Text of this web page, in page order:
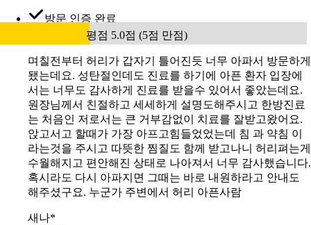
방문 인증 완료
평점 5.0점 (5점 만점)
며칠전부터 허리가 갑자기 틀어진듯 너무 아파서 방문하게
됐는데요. 성탄절인데도 진료를 하기에 아픈 환자 입장에
서는 너무도 감사하게 진료를 받을수 있어서 좋았는데요.
원장님께서 친절하고 세세하게 설명도해주시고 한방진료
는 처음인 저로서는 큰 거부감없이 치료를 잘받고왔어요.
앉고서고 할때가 가장 아프고힘들었었는데 침 과 약침 이
라는것을 주시고 따뜻한 찜질도 함께 받고나니 허리펴는게
수월해지고 편안해진 상태로 나아져서 너무 감사했습니다.
혹시라도 다시 아파지면 그때는 바로 내원하라고 안내도
해주셨구요. 누군가 주변에서 허리 아픈사람
새나*